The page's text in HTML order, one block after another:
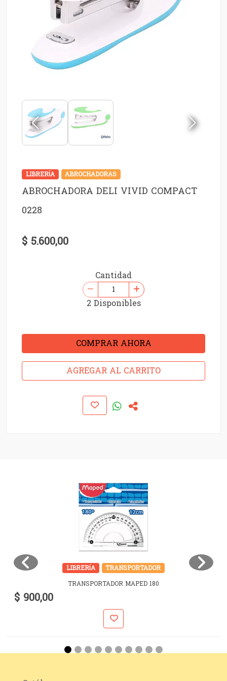
LIBRERÍA ABROCHADORAS
ABROCHADORA DELI VIVID COMPACT
0228
$ 5.600,00
Cantidad
2 Disponibles
COMPRAR AHORA
AGREGAR AL CARRITO
LIBRERÍA
TRANSPORTADOR
TRANSPORTADOR MAPED 180
$ 900,00